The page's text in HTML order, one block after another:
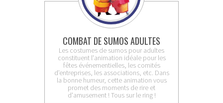
COMBAT DE SUMOS ADULTES
Les costumes de sumos pour adultes
constituent l'animation idéale pour les
fêtes événementielles, les comités
d’entreprises, les associations, etc. Dans
la bonne humeur, cette animation vous
promet des moments de rire et
d'amusement ! Tous sur le ring !